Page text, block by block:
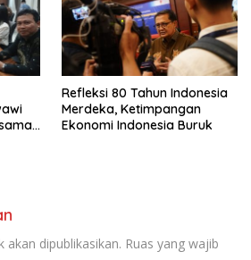
Refleksi 80 Tahun Indonesia
Merdeka, Ketimpangan
Ekonomi Indonesia Buruk
akan dipublikasikan. Ruas yang wajib